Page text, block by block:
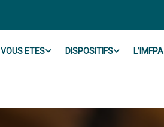
VOUS ETES DISPOSITIFS L’IMFPA